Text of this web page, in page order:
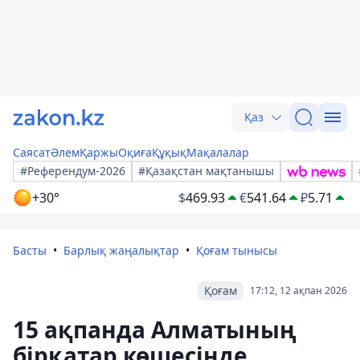
Қаз
СаясатӘлемҚаржыОқиғаҚұқықМақалалар
#Референдум-2026
#Қазақстан мақтанышы
+30° $469.93 €541.64 ₽5.71
Басты Барлық жаңалықтар Қоғам тынысы
17:12, 12 ақпан 2026
Қоғам
15 ақпанда Алматының